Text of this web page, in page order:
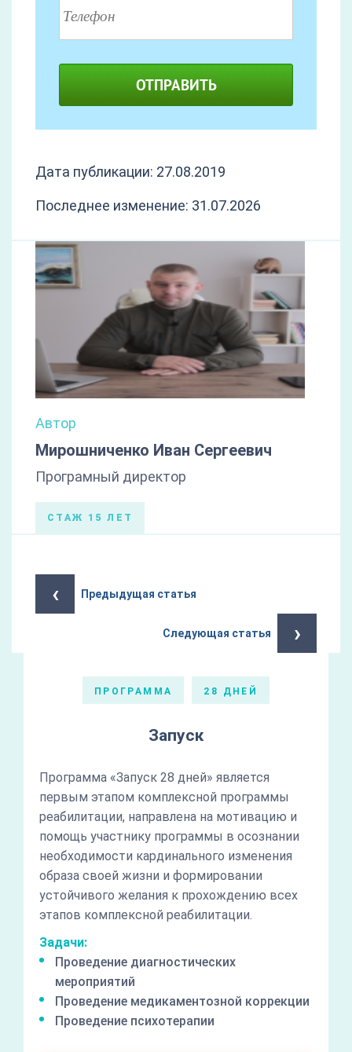
ОТПРАВИТЬ
Дата публикации: 27.08.2019
Последнее изменение: 31.07.2026
Автор
Мирошниченко Иван Сергеевич
Програмный директор
СТАЖ 15 ЛЕТ
‹ Предыдущая статья
Следующая статья ›
ПРОГРАММА 28 ДНЕЙ
Запуск
Программа «Запуск 28 дней» является
первым этапом комплексной программы
реабилитации, направлена на мотивацию и
помощь участнику программы в осознании
необходимости кардинального изменения
образа своей жизни и формировании
устойчивого желания к прохождению всех
этапов комплексной реабилитации.
Задачи:
Проведение диагностических
мероприятий
Проведение медикаментозной коррекции
Проведение психотерапии